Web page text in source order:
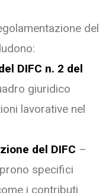
del
DIFC n. 2 del
giuridico
lavorative nel
del DIFC –
specifici
i contributi